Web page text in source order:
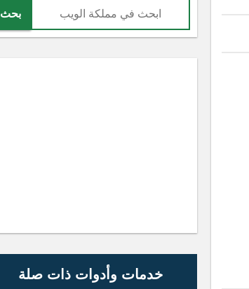
بحث
خدمات وأدوات ذات صلة